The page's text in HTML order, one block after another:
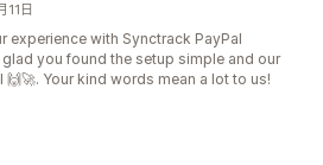
日
experience with Synctrack PayPal
glad you found the setup simple and our
Your kind words mean a lot to us!